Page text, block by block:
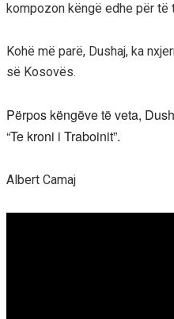
kompozon këngë edhe për
Kohë më parë, Dushaj, ka
së Kosovës.
Përpos këngëve të veta,
“Te kroni i Traboinit”.
Albert Camaj